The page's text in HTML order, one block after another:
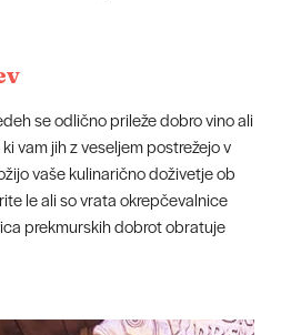
se odlično prileže dobro vino ali
vam jih z veseljem postrežejo v
vaše kulinarično doživetje ob
le ali so vrata okrepčevalnice
prekmurskih dobrot obratuje